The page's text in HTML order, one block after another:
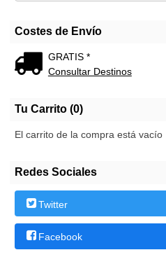
Costes de Envío
GRATIS *
Consultar Destinos
Tu Carrito (0)
El carrito de la compra está vacío
Redes Sociales
Twitter
Facebook